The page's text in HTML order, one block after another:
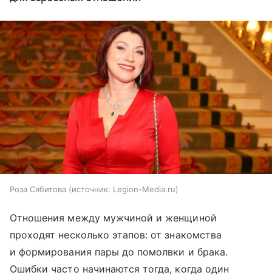
Роза Сябитова источник: Legion-Media.ru
Отношения между мужчиной и женщиной
проходят несколько этапов: от знакомства
и формирования пары до помолвки и брака.
Ошибки часто начинаются тогда, когда один